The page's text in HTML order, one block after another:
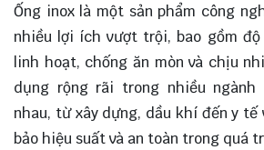
Ống inox là một sản phẩm công
nhiều lợi ích vượt trội, bao gồm độ
linh hoạt, chống ăn mòn và chịu
dụng rộng rãi trong nhiều ngành
nhau, từ xây dựng, dầu khí đến y tế
bảo hiệu suất và an toàn trong quá